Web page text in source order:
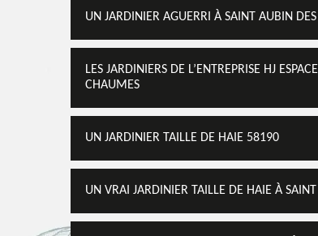
UN JARDINIER AGUERRI À SAINT AUBIN
LES JARDINIERS DE L’ENTREPRISE HJ
CHAUMES
UN JARDINIER TAILLE DE HAIE 58190
UN VRAI JARDINIER TAILLE DE HAIE À